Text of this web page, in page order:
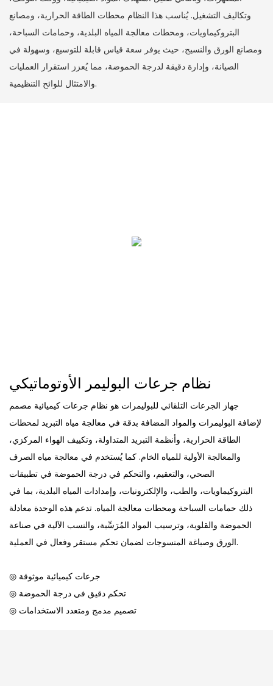
وتكاليف التشغيل. يُناسب هذا النظام محطات الطاقة الحرارية، ومصانع
البتروكيماويات، ومحطات معالجة المياه البلدية، وحمامات السباحة،
ومصانع الورق والنسيج، حيث يوفر سعة قياس قابلة للتوسيع، وسهولة في
الصيانة، وإدارة دقيقة لدرجة الحموضة، مما يُعزز استقرار العمليات
والامتثال للوائح التنظيمية.
نظام جرعات البوليمر الأوتوماتيكي
جهاز الجرعات التلقائي للبوليمرات هو نظام جرعات كيميائية مصمم
لإضافة البوليمرات والمواد المضافة بدقة في معالجة مياه التبريد لمحطات
الطاقة الحرارية، وأنظمة التبريد المتداولة، وتكييف الهواء المركزي،
والمعالجة الأولية للمياه الخام. كما يُستخدم في معالجة مياه الصرف
الصحي، والتعقيم، والتحكم في درجة الحموضة في تطبيقات
البتروكيماويات، والطب، والإلكترونيات، وإمدادات المياه البلدية، بما في
ذلك حمامات السباحة ومحطات معالجة المياه. تدعم هذه الوحدة معادلة
الحموضة والقلوية، وترسيب المواد المُرَسِّبة، والنسب الآلية في صناعة
الورق وصباغة المنسوجات لضمان تحكم مستقر وفعال في العملية.
◎ جرعات كيميائية موثوقة
◎ تحكم دقيق في درجة الحموضة
◎ تصميم مدمج ومتعدد الاستخدامات